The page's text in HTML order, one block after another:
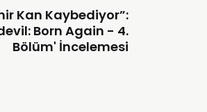
Kan Kaybediyor”:
Born Again - 4.
Bölüm' İncelemesi